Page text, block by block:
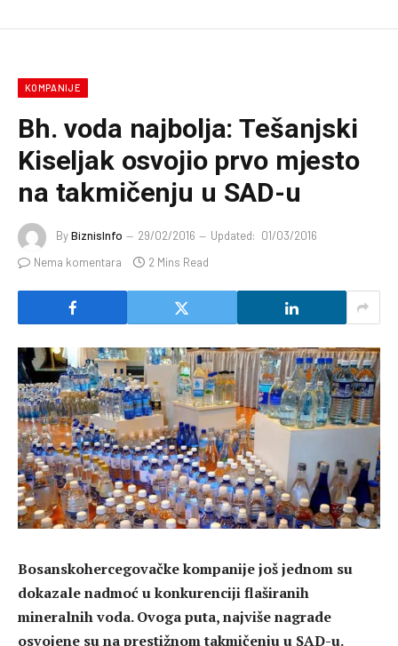
KOMPANIJE
Bh. voda najbolja: Tešanjski
Kiseljak osvojio prvo mjesto
na takmičenju u SAD-u
ByBiznisInfo 29/02/2016 Updated: 01/03/2016
Nema komentara
2 Mins Read
Bosanskohercegovačke kompanije još jednom su
dokazale nadmoć u konkurenciji flaširanih
mineralnih voda. Ovoga puta, najviše nagrade
osvojene su na prestižnom takmičenju u SAD-u.